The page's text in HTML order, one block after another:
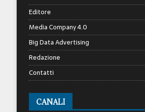
Editore
Media Company 4.0
Big Data Advertising
Redazione
Contatti
CANALI